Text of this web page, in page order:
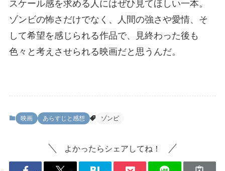
スケール感を求める人にはぜひ見てほしい一本。
ゾンビの怖さだけでなく、人間の強さや愛情、そ
して希望を感じられる作品で、見終わった後も
色々と考えさせられる映画だと思うんだ。
映画 あらすじと感想 ゾンビ
よかったらシェアしてね！